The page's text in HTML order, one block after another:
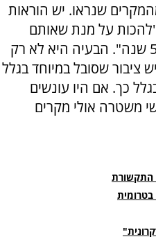
שנראו. יש הוראות
על מנת שאותם
אנשים לא ירצו לחזור לכאן 50 שנה". הבעיה היא לא רק
ציבור שסובל במיוחד בגלל
כך. אם היו עונשים
משטרה אולי מקרים
התקשורת